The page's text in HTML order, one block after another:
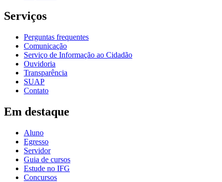
Serviços
Perguntas frequentes
Comunicação
Serviço de Informação ao Cidadão
Ouvidoria
Transparência
SUAP
Contato
Em destaque
Aluno
Egresso
Servidor
Guia de cursos
Estude no IFG
Concursos